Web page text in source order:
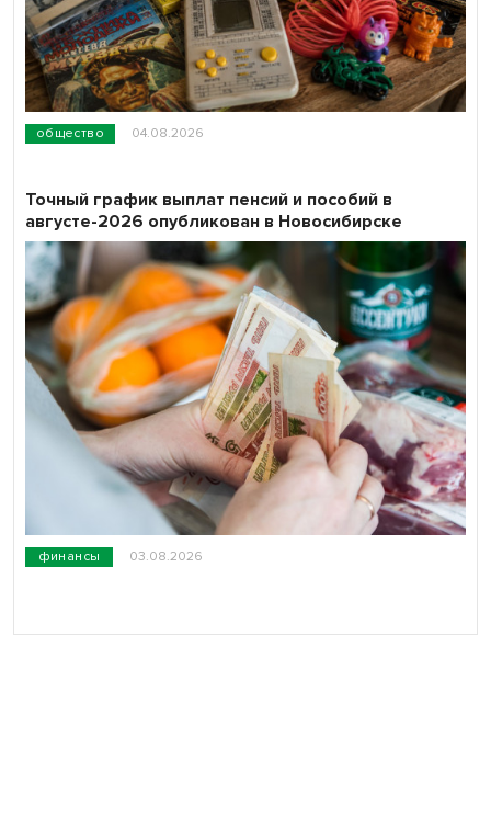
общество 04.08.2026
финансы 03.08.2026
Точный график выплат пенсий и пособий в
августе-2026 опубликован в Новосибирске